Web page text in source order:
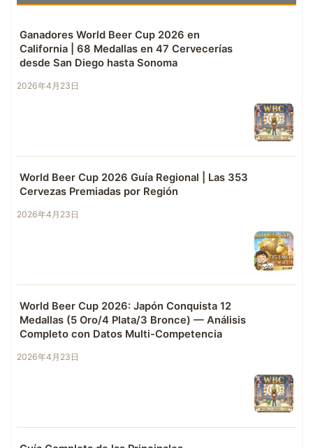
Ganadores World Beer Cup 2026 en
California | 68 Medallas en 47 Cervecerías
desde San Diego hasta Sonoma
2026年4月23日
World Beer Cup 2026 Guía Regional | Las 353
Cervezas Premiadas por Región
2026年4月23日
World Beer Cup 2026: Japón Conquista 12
Medallas (5 Oro/4 Plata/3 Bronce) — Análisis
Completo con Datos Multi-Competencia
2026年4月23日